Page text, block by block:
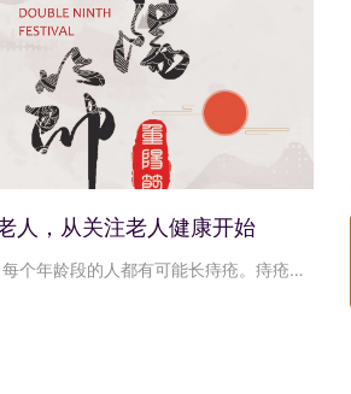
人，从关注老人健康开始
如今，每个年龄段的人都有可能长痔疮。痔疮的发病情况随着年龄的增长而增加，老年人的机体形态和系统功能逐渐出现衰老现象，消化系统功能降低，肠蠕动减弱，导致消化障碍可引起便秘，老人患便秘的比例也比其他人群高。 此外，肛门直肠部的神经、血管、肌肉、韧带等都处于功能减退的松弛无力状态，因而易于引起痔。因此，在一些老年人中，痔疮的发病率相对提高。